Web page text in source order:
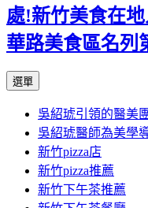
處!新竹美食在
華路美食區名列
選單
主
要
內
容
吳紹琥引領的醫美
吳紹琥醫師為美學
新竹pizza店
新竹pizza推薦
新竹下午茶推薦